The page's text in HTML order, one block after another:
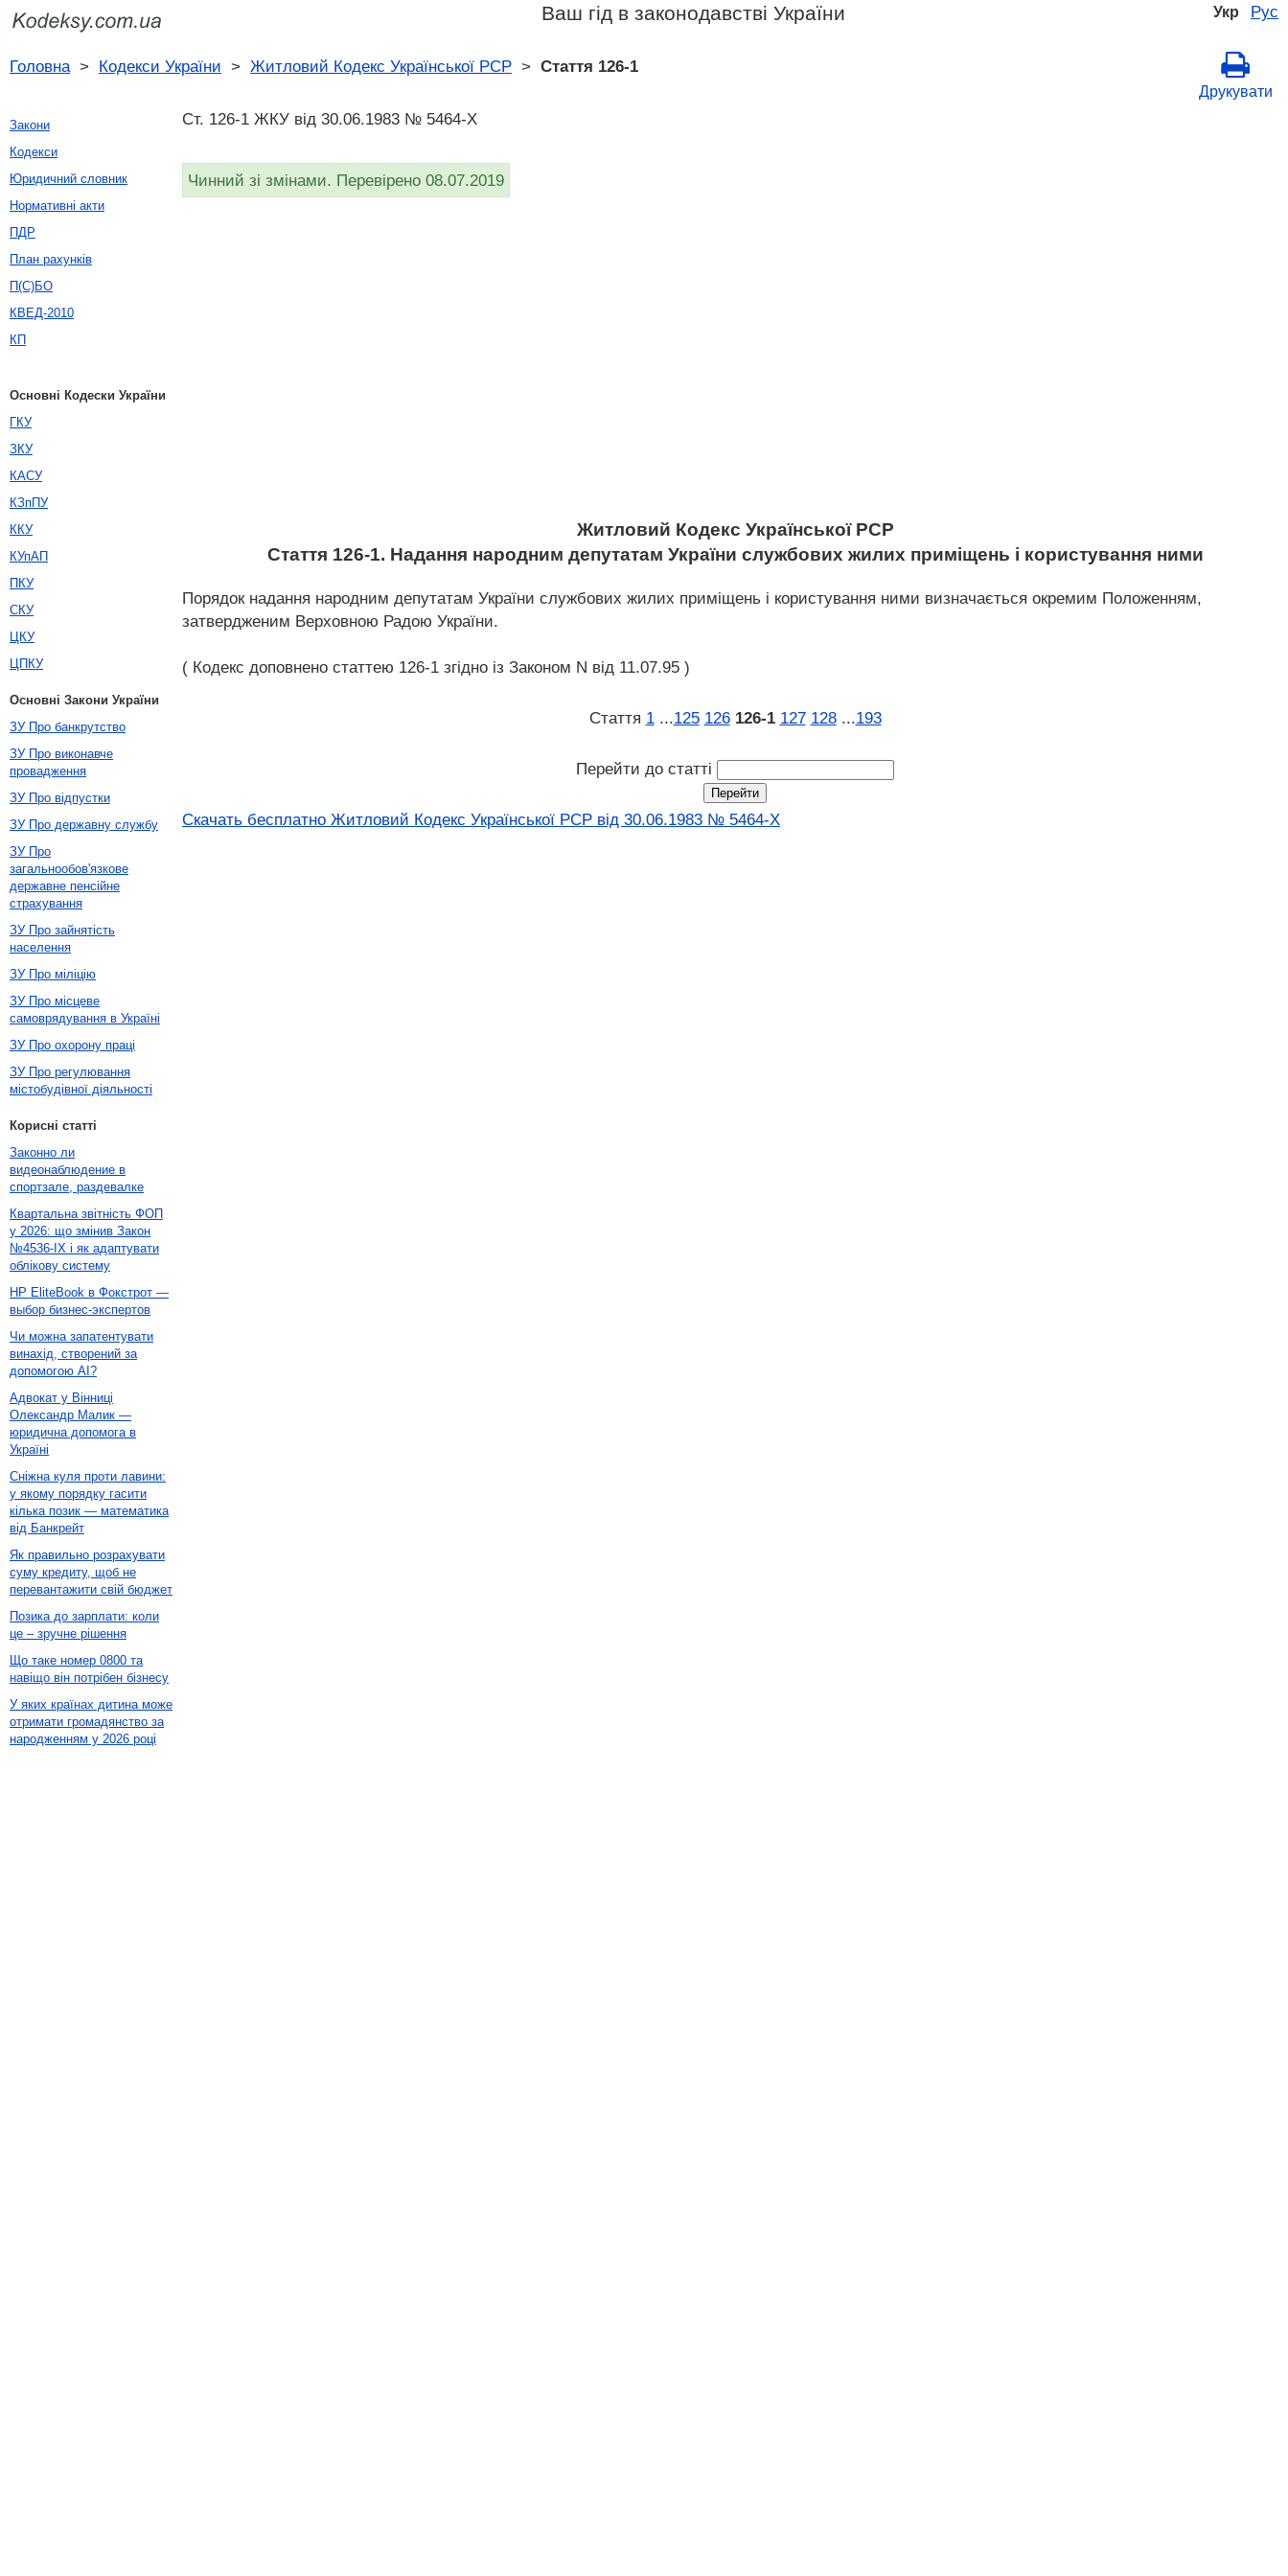
Укр Рус
Ваш гід в законодавстві України
Головна> Кодекси України > Житловий Кодекс Української РСР > Стаття 126-1
Друкувати
Ст. 126-1 ЖКУ від 30.06.1983 № 5464-X
Чинний зі змінами. Перевірено 08.07.2019
Житловий Кодекс Української РСР
Стаття 126-1. Надання народним депутатам України службових жилих приміщень і користування ними
Порядок надання народним депутатам України службових жилих приміщень і користування ними визначається окремим Положенням,
затвердженим Верховною Радою України.
( Кодекс доповнено статтею 126-1 згідно із Законом N від 11.07.95 )
Стаття 1 ...125 126 126‑1 127 128 ...193
Перейти до статті
Скачать бесплатно Житловий Кодекс Української РСР від 30.06.1983 № 5464-X
Закони
Кодекси
Юридичний словник
Нормативні акти
ПДР
План рахунків
П(С)БО
КВЕД-2010
КП
Основні Кодески України
ГКУ
ЗКУ
КАСУ
КЗпПУ
ККУ
КУпАП
ПКУ
СКУ
ЦКУ
ЦПКУ
Основні Закони України
ЗУ Про банкрутство
ЗУ Про виконавче
провадження
ЗУ Про відпустки
ЗУ Про державну службу
ЗУ Про
загальнообов'язкове
державне пенсійне
страхування
ЗУ Про зайнятість
населення
ЗУ Про міліцію
ЗУ Про місцеве
самоврядування в Україні
ЗУ Про охорону праці
ЗУ Про регулювання
містобудівної діяльності
Корисні статті
Законно ли
видеонаблюдение в
спортзале, раздевалке
Квартальна звітність ФОП
у 2026: що змінив Закон
№4536-IX і як адаптувати
облікову систему
HP EliteBook в Фокстрот —
выбор бизнес-экспертов
Чи можна запатентувати
винахід, створений за
допомогою AI?
Адвокат у Вінниці
Олександр Малик —
юридична допомога в
Україні
Сніжна куля проти лавини:
у якому порядку гасити
кілька позик — математика
від Банкрейт
Як правильно розрахувати
суму кредиту, щоб не
перевантажити свій бюджет
Позика до зарплати: коли
це – зручне рішення
Що таке номер 0800 та
навіщо він потрібен бізнесу
У яких країнах дитина може
отримати громадянство за
народженням у 2026 році